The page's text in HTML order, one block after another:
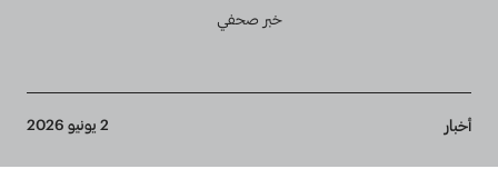
خبر صحفي
Breadcrumb
أخبار 2 يونيو 2026